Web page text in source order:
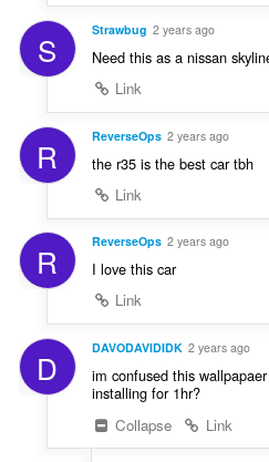
S Strawbug 2 years ago
Need this as a nissan
Link
R ReverseOps 2 years ago
the r35 is the best car tbh
Link
R ReverseOps 2 years ago
I love this car
Link
D DAVODAVIDIDK 2 years ago
im confused this
installing for 1hr?
Collapse
Link